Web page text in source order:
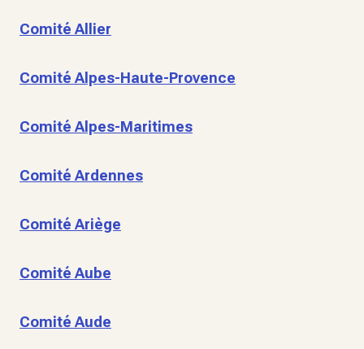
Comité Allier
Comité Alpes-Haute-Provence
Comité Alpes-Maritimes
Comité Ardennes
Comité Ariège
Comité Aube
Comité Aude